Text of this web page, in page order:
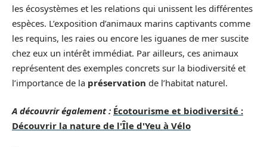
les écosystèmes et les relations qui unissent les différentes
espèces. L’exposition d’animaux marins captivants comme
les requins, les raies ou encore les iguanes de mer suscite
chez eux un intérêt immédiat. Par ailleurs, ces animaux
représentent des exemples concrets sur la biodiversité et
l’importance de la préservation de l’habitat naturel.
A découvrir également : Écotourisme et biodiversité :
Découvrir la nature de l'Île d'Yeu à Vélo